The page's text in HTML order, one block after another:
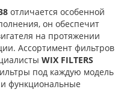
отличается особенной
он обеспечит
на протяжении
Ассортимент фильтров
WIX FILTERS
под каждую модель
функциональные